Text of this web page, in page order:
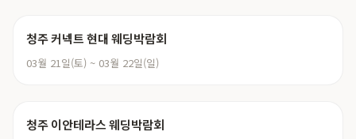
청주 커넥트 현대 웨딩박람회
03월 21일(토) ~ 03월 22일(일)
청주 이안테라스 웨딩박람회